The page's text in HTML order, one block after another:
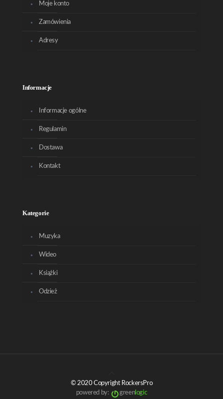
Moje konto
Zamówienia
Adresy
Informacje
Informacje ogólne
Regulamin
Dostawa
Kontakt
Kategorie
Muzyka
Wideo
Książki
Odzież
© 2020 Copyright RockersPro
powered by:
greenlogic